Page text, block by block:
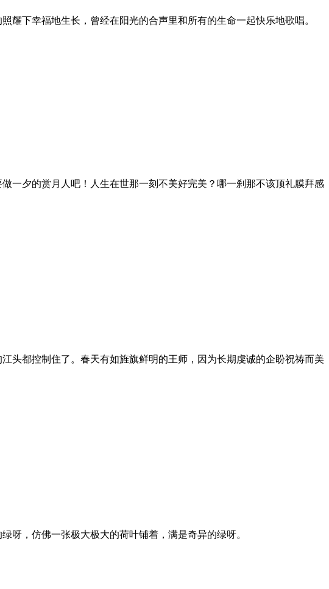
下幸福地生长，曾经在阳光的合声里和所有的生命一起快乐地歌唱。
一夕的赏月人吧！人生在世那一刻不美好完美？哪一刹那不该顶礼膜拜感
头都控制住了。春天有如旌旗鲜明的王师，因为长期虔诚的企盼祝祷而美
呀，仿佛一张极大极大的荷叶铺着，满是奇异的绿呀。